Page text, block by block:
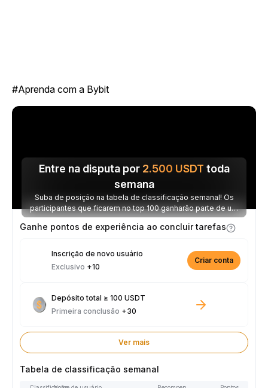
#Aprenda com a Bybit
Entre na disputa por 2.500 USDT toda
semana
Suba de posição na tabela de classificação semanal! Os
participantes que ficarem no top 100 ganharão parte de um
prêmio de 2.500 USDT toda semana.
Ganhe pontos de experiência ao concluir tarefas
Inscrição de novo usuário
Exclusivo +10
Criar conta
Depósito total ≥ 100 USDT
Primeira conclusão +30
Ver mais
Tabela de classificação semanal